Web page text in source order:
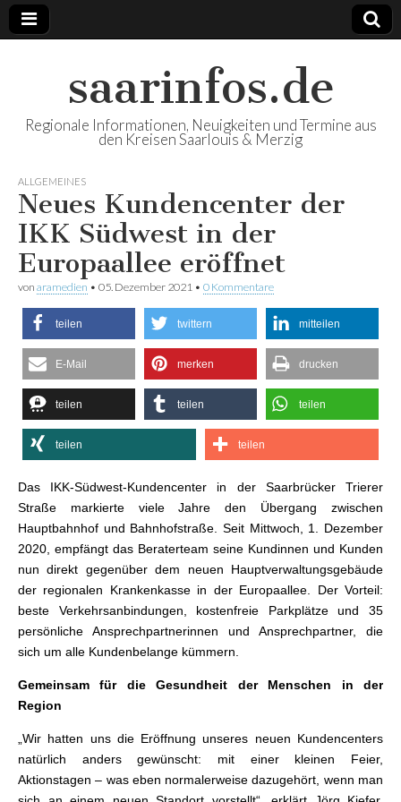
saarinfos.de
Regionale Informationen, Neuigkeiten und Termine aus
den Kreisen Saarlouis & Merzig
ALLGEMEINES
Neues Kundencenter der
IKK Südwest in der
Europaallee eröffnet
von aramedien • 05. Dezember 2021 • 0 Kommentare
teilen twittern mitteilen
E-Mail merken drucken
teilen teilen teilen
teilen teilen
Das IKK-Südwest-Kundencenter in der Saarbrücker Trierer
Straße markierte viele Jahre den Übergang zwischen
Hauptbahnhof und Bahnhofstraße. Seit Mittwoch, 1. Dezember
2020, empfängt das Beraterteam seine Kundinnen und Kunden
nun direkt gegenüber dem neuen Hauptverwaltungsgebäude
der regionalen Krankenkasse in der Europaallee. Der Vorteil:
beste Verkehrsanbindungen, kostenfreie Parkplätze und 35
persönliche Ansprechpartnerinnen und Ansprechpartner, die
sich um alle Kundenbelange kümmern.
Gemeinsam für die Gesundheit der Menschen in der
Region
„Wir hatten uns die Eröffnung unseres neuen Kundencenters
natürlich anders gewünscht: mit einer kleinen Feier,
Aktionstagen – was eben normalerweise dazugehört, wenn man